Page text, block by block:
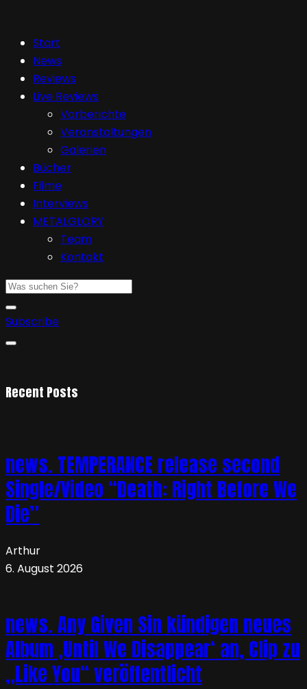
Start
News
Reviews
Live Reviews
Vorberichte
Veranstaltungen
Galerien
Bücher
Filme
Interviews
METALGLORY
Team
Kontakt
Subscribe
Recent Posts
news. TEMPERANCE release second
Single/Video “Death: Right Before We
Die”
Arthur
6. August 2026
news. Any Given Sin kündigen neues
Album ‚Until We Disappear‘ an, Clip zu
„Like You“ veröffentlicht